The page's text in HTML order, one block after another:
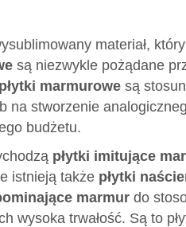
materiał,
są niezwykle pożądane
płytki marmurowe są
na stworzenie
budżetu.
płytki imitujące
istnieją także płytki
marmur do
wysoka trwałość. Są to